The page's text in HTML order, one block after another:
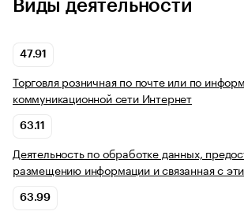
Виды деятельности
47.91
Торговля розничная по почте или по
коммуникационной сети Интернет
63.11
Деятельность по обработке данных,
размещению информации и связанная с
63.99